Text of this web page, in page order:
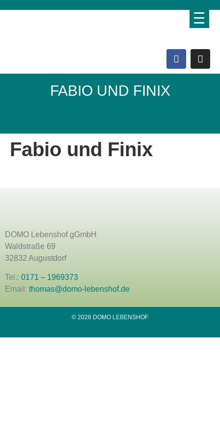
FABIO UND FINIX
Fabio und Finix
DOMO Lebenshof gGmbH
Waldstraße 69
32832 Augustdorf
Tel.: 0171 – 1969373
Email: thomas@domo-lebenshof.de
© 2026 DOMO LEBENSHOF